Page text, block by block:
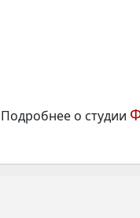
Подробнее о студии